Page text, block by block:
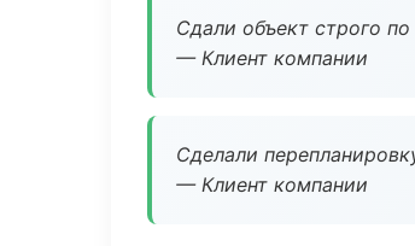
Сдали объект строго
— Клиент компании
Сделали
— Клиент компании